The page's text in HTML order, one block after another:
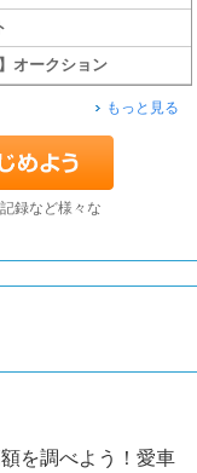
】オークション
もっと見る
録など様々な
を調べよう！愛車